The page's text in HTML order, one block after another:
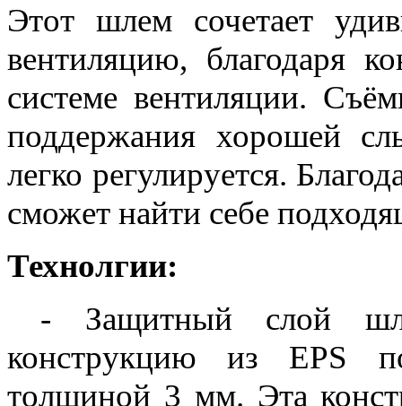
Этот шлем сочетает
вентиляцию, благодаря
системе вентиляции.
поддержания хорошей
легко регулируется.
сможет найти себе
Технолгии:
- Защитный слой
конструкцию из EPS
толщиной 3 мм. Эта